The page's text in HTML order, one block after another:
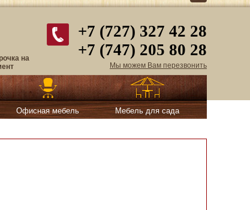
+7 (727) 327 42 28
+7 (747) 205 80 28
Мы можем Вам перезвонить
на
Офисная мебель Мебель для сада